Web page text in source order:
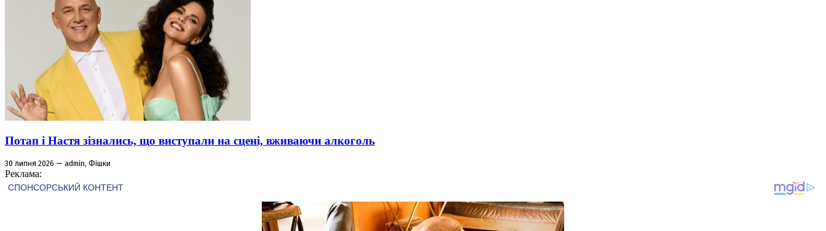
Потап і Настя зізнались, що виступали на сцені, вживаючи алкоголь
30 липня 2026 — admin, Фішки
Реклама: